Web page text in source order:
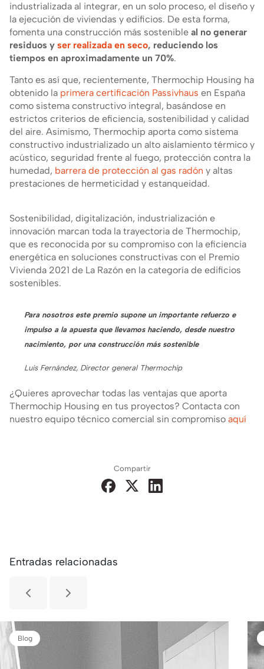
industrializada al integrar, en un solo proceso, el diseño y
la ejecución de viviendas y edificios. De esta forma,
fomenta una construcción más sostenible al no generar
residuos y ser realizada en seco, reduciendo los
tiempos en aproximadamente un 70%.
Tanto es así que, recientemente, Thermochip Housing ha
obtenido la primera certificación Passivhaus en España
como sistema constructivo integral, basándose en
estrictos criterios de eficiencia, sostenibilidad y calidad
del aire. Asimismo, Thermochip aporta como sistema
constructivo industrializado un alto aislamiento térmico y
acústico, seguridad frente al fuego, protección contra la
humedad, barrera de protección al gas radón y altas
prestaciones de hermeticidad y estanqueidad.
Sostenibilidad, digitalización, industrialización e
innovación marcan toda la trayectoria de Thermochip,
que es reconocida por su compromiso con la eficiencia
energética en soluciones constructivas con el Premio
Vivienda 2021 de La Razón en la categoría de edificios
sostenibles.
Para nosotros este premio supone un importante refuerzo e
impulso a la apuesta que llevamos haciendo, desde nuestro
nacimiento, por una construcción más sostenible
Luis Fernández, Director general Thermochip
¿Quieres aprovechar todas las ventajas que aporta
Thermochip Housing en tus proyectos? Contacta con
nuestro equipo técnico comercial sin compromiso aquí
Compartir
Entradas relacionadas
Blog